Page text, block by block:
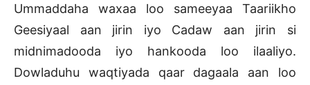
Ummaddaha waxaa loo sameeyaa Taariikho
Geesiyaal aan jirin iyo Cadaw aan jirin si
midnimadooda iyo hankooda loo ilaaliyo.
Dowladuhu waqtiyada qaar dagaala aan loo